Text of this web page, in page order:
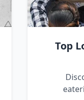
Top